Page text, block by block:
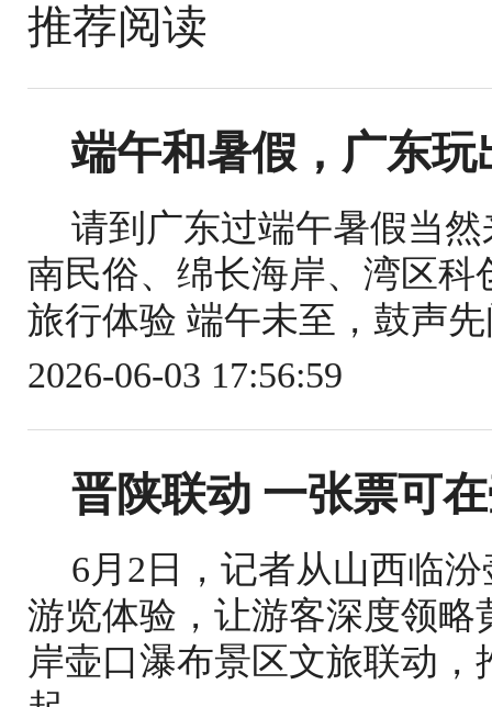
推荐阅读
端午和暑假，广东玩
请到广东过端午暑假当
南民俗、绵长海岸、湾区
旅行体验 端午未至，鼓声
2026-06-03 17:56:59
晋陕联动 一张票可
6月2日，记者从山西临
游览体验，让游客深度领
岸壶口瀑布景区文旅联动